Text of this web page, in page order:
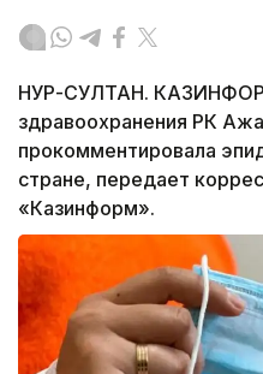
НУР-СУЛТАН.
здравоохранения РК
прокомментировала
стране, передает
«Казинформ».